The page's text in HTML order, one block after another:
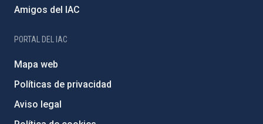
Amigos del IAC
PORTAL DEL IAC
Mapa web
Políticas de privacidad
Aviso legal